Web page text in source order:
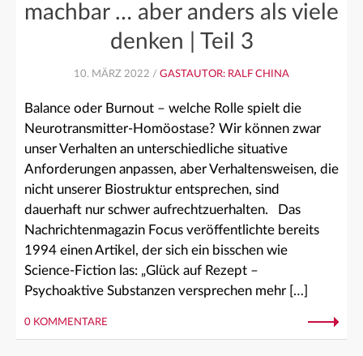
machbar … aber anders als viele
denken | Teil 3
10. MÄRZ 2022 / GASTAUTOR: RALF CHINA
Balance oder Burnout – welche Rolle spielt die
Neurotransmitter-Homöostase? Wir können zwar
unser Verhalten an unterschiedliche situative
Anforderungen anpassen, aber Verhaltensweisen, die
nicht unserer Biostruktur entsprechen, sind
dauerhaft nur schwer aufrechtzuerhalten. Das
Nachrichtenmagazin Focus veröffentlichte bereits
1994 einen Artikel, der sich ein bisschen wie
Science-Fiction las: „Glück auf Rezept –
Psychoaktive Substanzen versprechen mehr […]
0 KOMMENTARE